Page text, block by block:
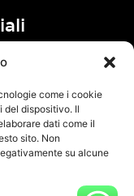
come i cookie
del dispositivo. Il
dati come il
sito. Non
su alcune